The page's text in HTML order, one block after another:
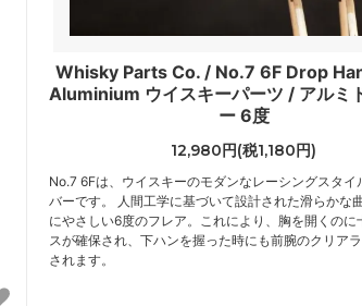
Whisky Parts Co. / No.7 6F Drop
Aluminium ウイスキーパーツ / アルミ
ー 6度
12,980円(税1,180円)
No.7 6Fは、ウイスキーのモダンなレーシングスタイ
バーです。 人間工学に基づいて設計された滑らかな
にやさしい6度のフレア。これにより、胸を開くのに
スが確保され、下ハンを握った時にも前腕のクリア
されます。